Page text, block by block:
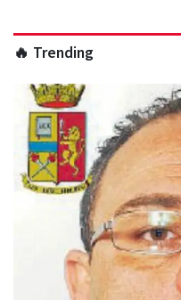
🔥 Trending